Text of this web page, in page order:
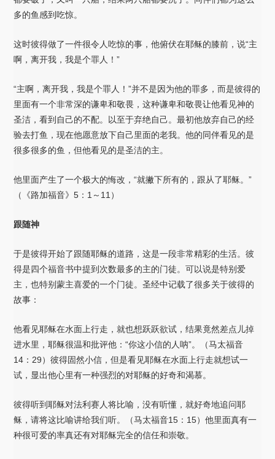
多的鱼感到吃惊。
这时彼得做了一件很令人吃惊的事，他俯伏在耶稣的膝前，说“主
啊，离开我，我是个罪人！”
“主啊，离开我，我是个罪人！”并不是因为他的罪多，而是彼得的
里面有一个非常深的谦卑和敬畏，这种谦卑和敬畏让他看见神的
圣洁，看到自己的不配。以至于弃绝自己。最初他放弃自己的经
验去打鱼，现在他愿意放下自己里面的老我。他的同伴看见的是
很多很多的鱼，但他看见的是圣洁的主。
他里面产生了一个极大的悔改，“就撇下所有的，跟从了耶稣。”
（《路加福音》5：1～11）
跟随神
于是彼得开始了跟随耶稣的道路，这是一段非常精彩的生活。彼
得是四个福音书中提到次数最多的主的门徒。可以说是特别爱
主，也特别蒙主喜爱的一个门徒。圣经中记载了很多关于彼得的
故事：
他看见耶稣在水面上行走，就也想跃跃欲试，结果竟然差点儿掉
进水里，耶稣很温和批评他：“你这小信的人呐”。（马太福音
14：29）彼得固然小信，但是看见耶稣在水面上行走就想试一
试，显出他心里有一种强烈的对耶稣的好奇和渴慕。
彼得听到耶稣对法利赛人将比喻，没有听懂，就好奇地追问耶
稣，请将这比喻讲给我们听。（马太福音15：15）他里面真有一
种很可爱的率真还有对耶稣完全的信任和崇敬。